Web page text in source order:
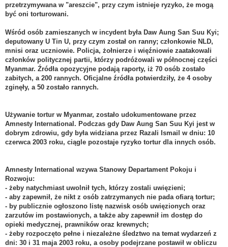
przetrzymywana w "areszcie", przy czym istnieje ryzyko, że mogą
być oni torturowani.
Wśród osób zamieszanych w incydent była Daw Aung San Suu Kyi;
deputowany U Tin U, przy czym został on ranny; członkowie NLD,
mnisi oraz uczniowie. Policja, żołnierze i więźniowie zaatakowali
członków politycznej partii, którzy podróżowali w północnej części
Myanmar. Źródła opozycyjne podają raporty, iż 70 osób zostało
zabitych, a 200 rannych. Oficjalne źródła potwierdziły, że 4 osoby
zginęły, a 50 zostało rannych.
Używanie tortur w Myanmar, zostało udokumentowane przez
Amnesty International. Podczas gdy Daw Aung San Suu Kyi jest w
dobrym zdrowiu, gdy była widziana przez Razali Ismail w dniu: 10
czerwca 2003 roku, ciągle pozostaje ryzyko tortur dla innych osób.
Amnesty International wzywa Stanowy Departament Pokoju i
Rozwoju:
- żeby natychmiast uwolnił tych, którzy zostali uwięzieni;
- aby zapewnił, że nikt z osób zatrzymanych nie pada ofiarą tortur;
- by publicznie ogłoszono listę nazwisk osób uwięzionych oraz
zarzutów im postawionych, a także aby zapewnił im dostęp do
opieki medycznej, prawników oraz krewnych;
- żeby rozpoczęto pełne i niezależne śledztwo na temat wydarzeń z
dni: 30 i 31 maja 2003 roku, a osoby podejrzane postawił w obliczu